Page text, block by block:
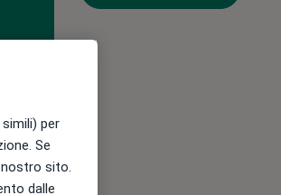
13 Ago
per
Se
sito.
dalle